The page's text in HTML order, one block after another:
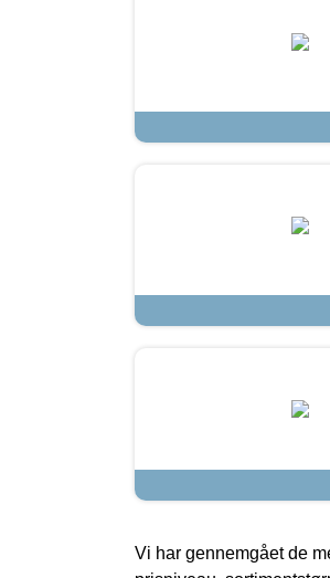
Vi har gennemgået de